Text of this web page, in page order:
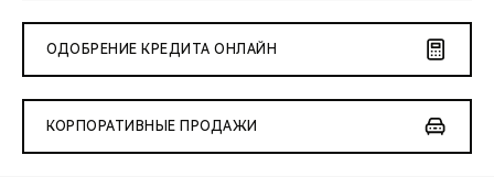
ОДОБРЕНИЕ КРЕДИТА ОНЛАЙН
КОРПОРАТИВНЫЕ ПРОДАЖИ